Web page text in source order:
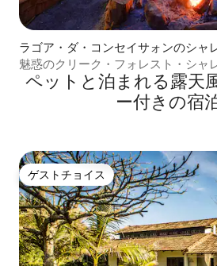
ラゴア・ダ・コンセイサォンのシャ
魅惑のクリーク・フォレスト・シャ
ペットと泊まれる露天
ー付きの宿
ゲストチョイス
ゲストチョイス